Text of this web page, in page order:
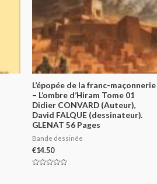
L’épopée de la franc-maçonnerie
– L’ombre d’Hiram Tome 01
Didier CONVARD (Auteur),
David FALQUE (dessinateur).
GLENAT 56 Pages
Bande dessinée
€14.50